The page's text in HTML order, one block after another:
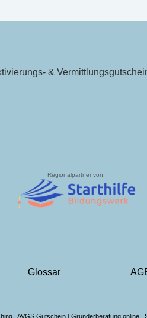
&
Regionalpartner von:
Glossar
| AVGS Gutschein | Gründerberatung online |